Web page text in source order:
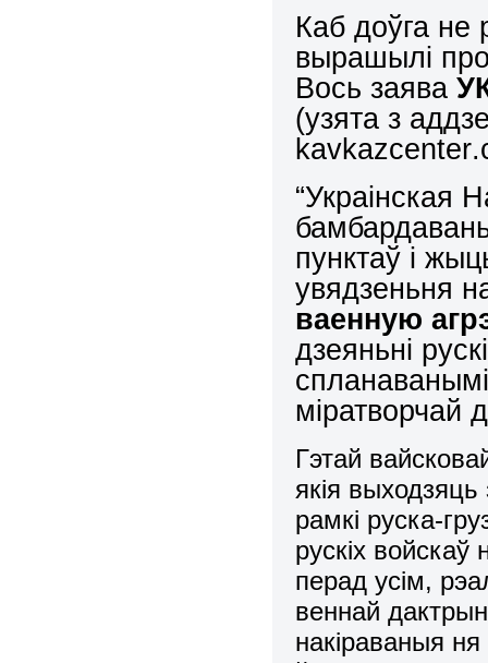
Каб доўга
вырашылі
Восьзаява
(узята з
kavkazcenter.
“Украінская
пунктаў і
увядзеньня
ваенную
дзеяньні
міратворчай
Гэтай
якія
рамкі руска-
рускіх
перад усім,
веннай
накіраваныя ня